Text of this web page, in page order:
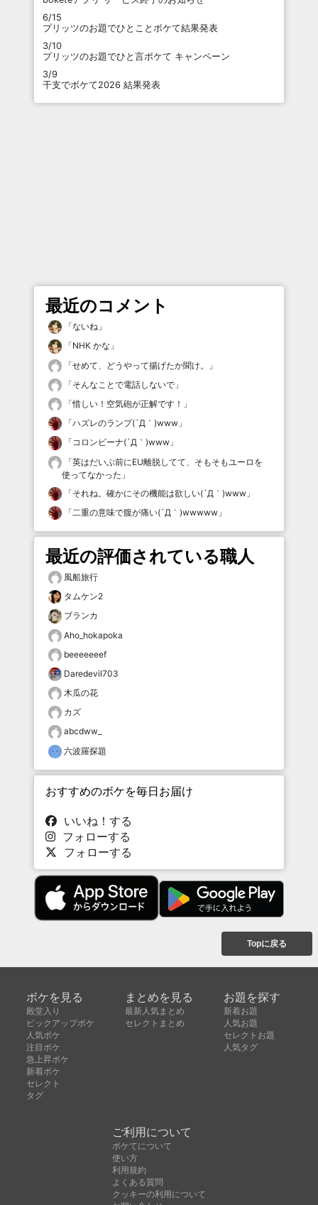
6/15
プリッツのお題でひとことボケて結果発表
3/10
プリッツのお題でひと言ボケて キャンペーン
3/9
干支でボケて2026 結果発表
最近のコメント
「ないね 」
「NHK かな 」
「せめて、どうやって揚げたか聞け。
」
「そんなことで電話しないで 」
「惜しい！空気砲が正解です！ 」
「ハズレのランプ(´Д｀)www 」
「コロンビーナ(´Д｀)www 」
「英はだいぶ前にEU離脱してて、そもそもユーロを
使ってなかった 」
「それね。確かにその機能は欲しい(´Д｀)www 」
「二重の意味で腹が痛い(´Д｀)wwwww 」
最近の評価されている職人
風船旅行
タムケン2
ブランカ
Aho_hokapoka
beeeeeeef
Daredevil703
木瓜の花
カズ
abcdww_
六波羅探題
おすすめのボケを毎日お届け
いいね！する
フォローする
フォローする
Topに戻る
ボケを見る
殿堂入り
ピックアップボケ
人気ボケ
注目ボケ
急上昇ボケ
新着ボケ
セレクト
タグ
まとめを見る
最新人気まとめ
セレクトまとめ
お題を探す
新着お題
人気お題
セレクトお題
人気タグ
ご利用について
ボケてについて
使い方
利用規約
よくある質問
クッキーの利用について